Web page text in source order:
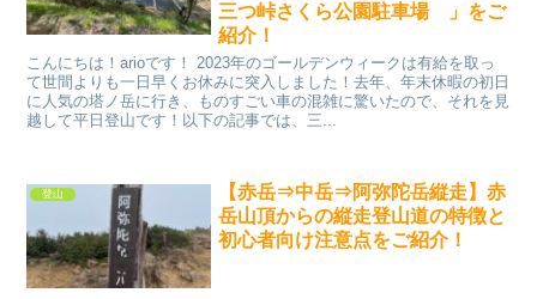
三つ峠さくら公園駐車場 」をご
紹介！
こんにちは！arioです！ 2023年のゴールデンウィークは有給を取っ
て世間よりも一日早くお休みに突入しました！去年、年末休暇の初日
に人気の塔ノ岳に行き、ものすごい車の混雑に驚いたので、それを見
越して平日登山です！以下の記事では、三...
登山
【赤岳⇒中岳⇒阿弥陀岳縦走】赤
岳山頂からの縦走登山道の特徴と
初心者向け注意点をご紹介！